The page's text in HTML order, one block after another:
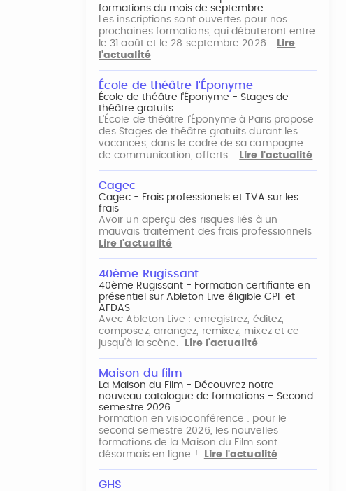
formations du mois de septembre
Les inscriptions sont ouvertes pour nos
prochaines formations, qui débuteront entre
le 31 août et le 28 septembre 2026.
Lire
l'actualité
École de théâtre l'Éponyme
École de théâtre l'Éponyme - Stages de
théâtre gratuits
L'École de théâtre l'Éponyme à Paris propose
des Stages de théâtre gratuits durant les
vacances, dans le cadre de sa campagne
de communication, offerts…
Lire l'actualité
Cagec
Cagec - Frais professionels et TVA sur les
frais
Avoir un aperçu des risques liés à un
mauvais traitement des frais professionnels
Lire l'actualité
40ème Rugissant
40ème Rugissant - Formation certifiante en
présentiel sur Ableton Live éligible CPF et
AFDAS
Avec Ableton Live : enregistrez, éditez,
composez, arrangez, remixez, mixez et ce
jusqu'à la scène.
Lire l'actualité
Maison du film
La Maison du Film - Découvrez notre
nouveau catalogue de formations – Second
semestre 2026
Formation en visioconférence : pour le
second semestre 2026, les nouvelles
formations de la Maison du Film sont
désormais en ligne !
Lire l'actualité
GHS